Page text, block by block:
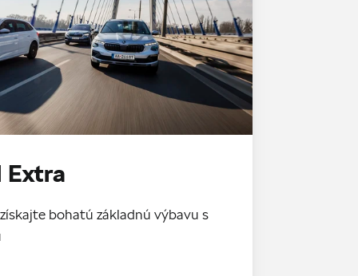
Extra
bohatú základnú výbavu s